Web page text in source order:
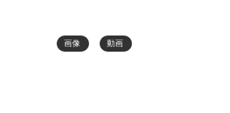
画像 動画